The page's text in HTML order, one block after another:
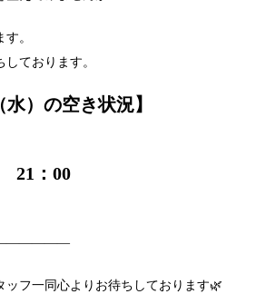
。
ております。
）の空き状況】
：00
ッフ一同心よりお待ちしております🌿